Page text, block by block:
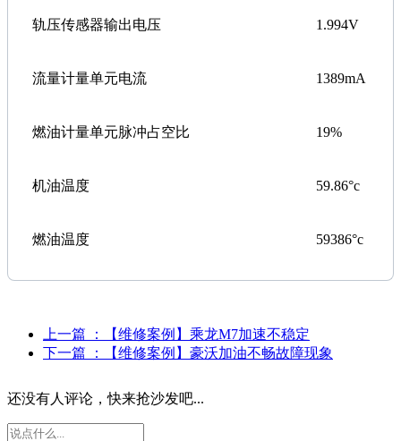
轨压传感器输出电压 1.994V
流量计量单元电流 1389mA
燃油计量单元脉冲占空比 19%
机油温度 59.86°c
燃油温度 59386°c
上一篇
：【维修案例】乘龙M7加速不稳定
下一篇
：【维修案例】豪沃加油不畅故障现象
还没有人评论，快来抢沙发吧...